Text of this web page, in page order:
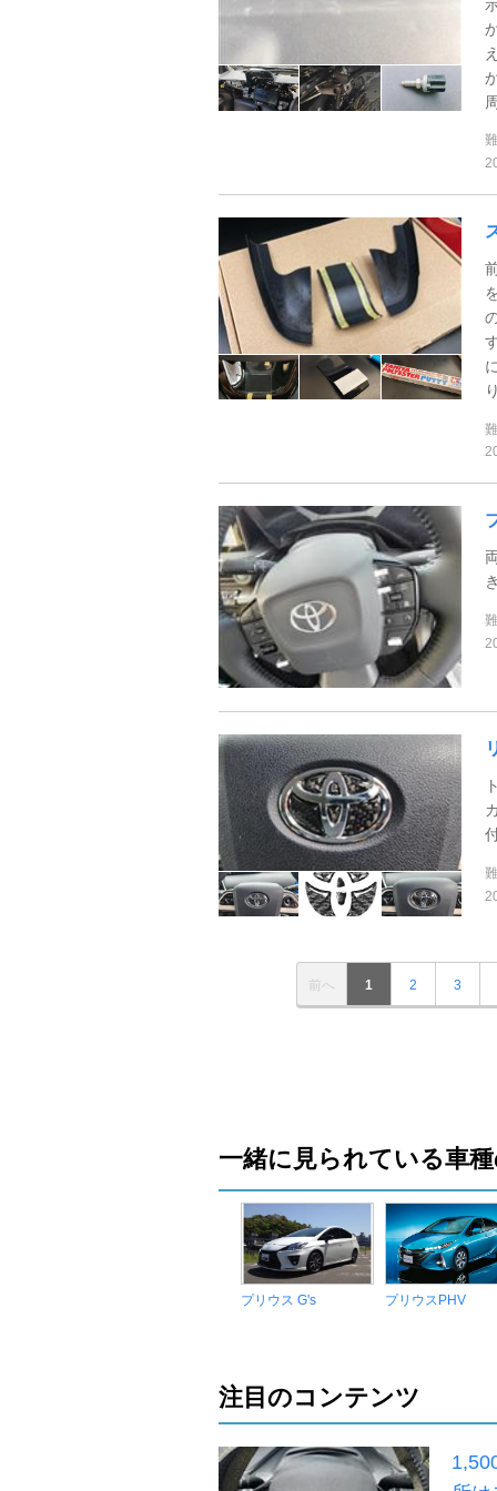
前へ 1 2 3
一緒に見られている車
プリウス G's プリウスPHV
注目のコンテンツ